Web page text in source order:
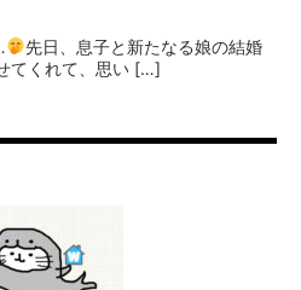
⁡⁡先日、息子と新たなる娘の結婚
てくれて、思い […]